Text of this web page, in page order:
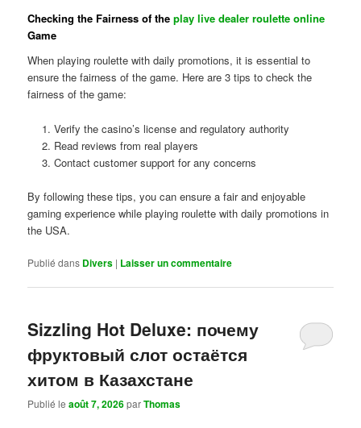
Checking the Fairness of theplay live dealer roulette online
Game
When playing roulette with daily promotions, it is essential to
ensure the fairness of the game. Here are 3 tips to check the
fairness of the game:
Verify the casino’s license and regulatory authority
Read reviews from real players
Contact customer support for any concerns
By following these tips, you can ensure a fair and enjoyable
gaming experience while playing roulette with daily promotions in
the USA.
Publié dans Divers | Laisser un commentaire
Sizzling Hot Deluxe: почему
фруктовый слот остаётся
хитом в Казахстане
Publié leaoût 7, 2026parThomas